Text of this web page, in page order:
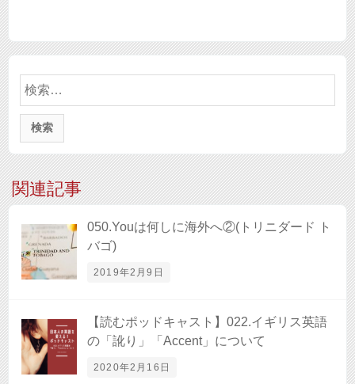
検
索:
関連記事
050.Youは何しに海外へ②(トリニダード ト
バゴ)
2019年2月9日
【読むポッドキャスト】022.イギリス英語
の「訛り」「Accent」について
2020年2月16日